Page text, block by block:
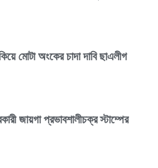
মোটা অংকের চাদা দাবি ছাএলীগ
জায়গা প্রভাবশালীচক্র স্টাম্পের